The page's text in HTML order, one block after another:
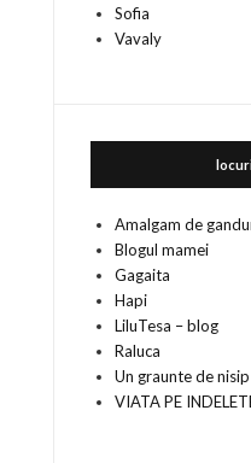
Sofia
Vavaly
Amalgam de
Blogul mamei
Gagaita
Hapi
LiluTesa – blog
Raluca
Un graunte de nisip
VIATA PE